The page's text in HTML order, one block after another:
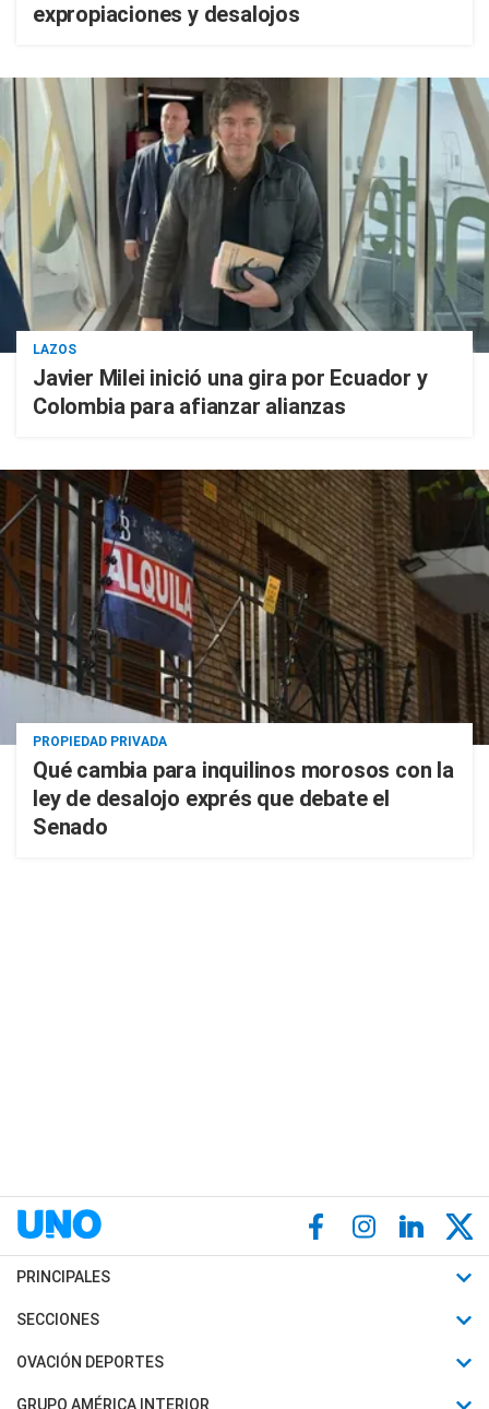
expropiaciones y desalojos
LAZOS
Javier Milei inició una gira por Ecuador y
Colombia para afianzar alianzas
PROPIEDAD PRIVADA
Qué cambia para inquilinos morosos con la
ley de desalojo exprés que debate el
Senado
PRINCIPALES
Últimas Noticias
Política
SECCIONES
Horóscopo
Motores
OVACIÓN DEPORTES
Fútbol
GRUPO AMÉRICA INTERIOR